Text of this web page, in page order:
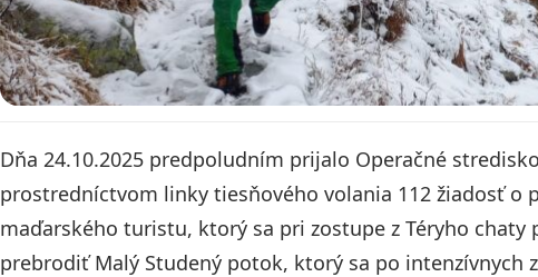
Dňa 24.10.2025 predpoludním prijalo Operačné
prostredníctvom linky tiesňového volania 112 žiadosť o
maďarského turistu, ktorý sa pri zostupe z Téryho chaty
prebrodiť Malý Studený potok, ktorý sa po intenzívnych